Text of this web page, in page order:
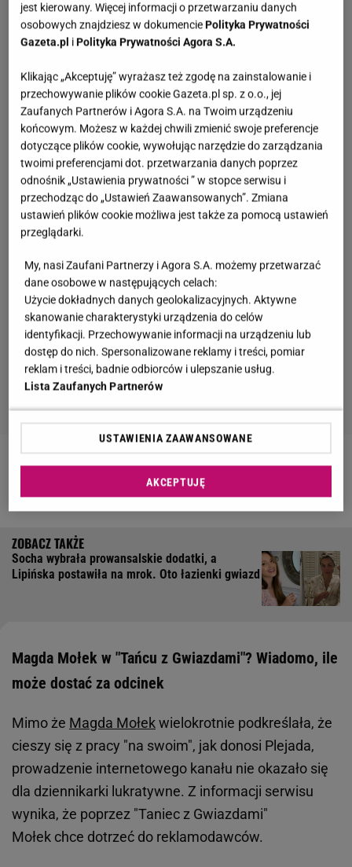
Zobacz wideoEdyta Herbuś dołączyłaby do jury
"Tańca z Gwiazdami"?
Socha wybrała prowansalskie dodatki, a
Lipińska postawiła na mrok. Oto łazienki gwiazd
Magda Mołek w "Tańcu z Gwiazdami"? Wiadomo, ile
może dostać za odcinek
Mimo że Magda Mołekwielokrotnie podkreślała, że
cieszy się z pracy "na swoim", jak donosi Plejada,
prowadzenie internetowego kanału nie okazało się
dla dziennikarki lukratywne. Z informacji serwisu
wynika, że poprzez "Taniec z Gwiazdami"
Mołek chce dotrzeć do reklamodawców.
jest kierowany. Więcej informacji o przetwarzaniu danych
osobowych znajdziesz w dokumenciePolityka Prywatności
Gazeta.pl iPolityka Prywatności Agora S.A.
Klikając „Akceptuję” wyrażasz też zgodę na zainstalowanie i
przechowywanie plików cookie Gazeta.pl sp. z o.o., jej
Zaufanych Partnerów i Agora S.A. na Twoim urządzeniu
końcowym. Możesz w każdej chwili zmienić swoje preferencje
dotyczące plików cookie, wywołując narzędzie do zarządzania
twoimi preferencjami dot. przetwarzania danych poprzez
odnośnik „Ustawienia prywatności ” w stopce serwisu i
przechodząc do „Ustawień Zaawansowanych”. Zmiana
ustawień plików cookie możliwa jest także za pomocą ustawień
przeglądarki.
My, nasi Zaufani Partnerzy i Agora S.A. możemy przetwarzać
dane osobowe w następujących celach:
Użycie dokładnych danych geolokalizacyjnych. Aktywne
skanowanie charakterystyki urządzenia do celów
identyfikacji. Przechowywanie informacji na urządzeniu lub
dostęp do nich. Spersonalizowane reklamy i treści, pomiar
reklam i treści, badnie odbiorców i ulepszanie usług.
Lista Zaufanych Partnerów
USTAWIENIA ZAAWANSOWANE
AKCEPTUJĘ